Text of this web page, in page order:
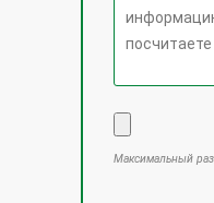
Максимальный